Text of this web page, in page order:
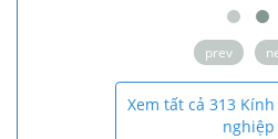
prev
Xem tất cả 313
nghiệp